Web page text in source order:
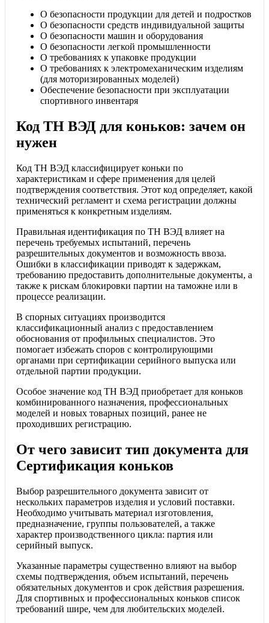
О безопасности продукции для детей и подростков
О безопасности средств индивидуальной защиты
О безопасности машин и оборудования
О безопасности легкой промышленности
О требованиях к упаковке продукции
О требованиях к электромеханическим изделиям
(для моторизированных моделей)
Обеспечение безопасности при эксплуатации
спортивного инвентаря
Код ТН ВЭД для коньков: зачем он
нужен
Код ТН ВЭД классифицирует коньки по
характеристикам и сфере применения для целей
подтверждения соответствия. Этот код определяет, какой
технический регламент и схема регистрации должны
применяться к конкретным изделиям.
Правильная идентификация по ТН ВЭД влияет на
перечень требуемых испытаний, перечень
разрешительных документов и возможность ввоза.
Ошибки в классификации приводят к задержкам,
требованию предоставить дополнительные документы, а
также к рискам блокировки партии на таможне или в
процессе реализации.
В спорных ситуациях производится
классификационный анализ с предоставлением
обоснования от профильных специалистов. Это
помогает избежать споров с контролирующими
органами при сертификации серийного выпуска или
отдельной партии продукции.
Особое значение код ТН ВЭД приобретает для коньков
комбинированного назначения, профессиональных
моделей и новых товарных позиций, ранее не
проходивших регистрацию.
От чего зависит тип документа для
Сертификация коньков
Выбор разрешительного документа зависит от
нескольких параметров изделия и условий поставки.
Необходимо учитывать материал изготовления,
предназначение, группы пользователей, а также
характер производственного цикла: партия или
серийный выпуск.
Указанные параметры существенно влияют на выбор
схемы подтверждения, объем испытаний, перечень
обязательных документов и срок действия разрешения.
Для спортивных и профессиональных коньков список
требований шире, чем для любительских моделей.